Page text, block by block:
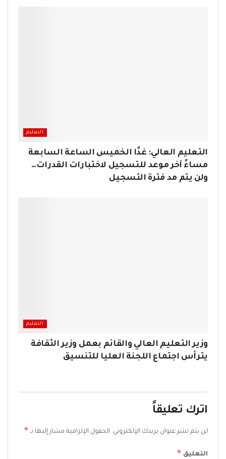
التعليم
التعليم العالي: غدًا الخميس الساعة السابعة
مساءً آخر موعد للتسجيل لاختبارات القدرات…
ولن يتم مد فترة التسجيل
التعليم
وزير التعليم العالي والقائم بعمل وزير الثقافة
يترأس اجتماع اللجنة العليا للتنسيق
اترك تعليقاً
لن يتم نشر عنوان بريدك الإلكتروني. الحقول الإلزامية مشار إليها بـ *
التعليق *